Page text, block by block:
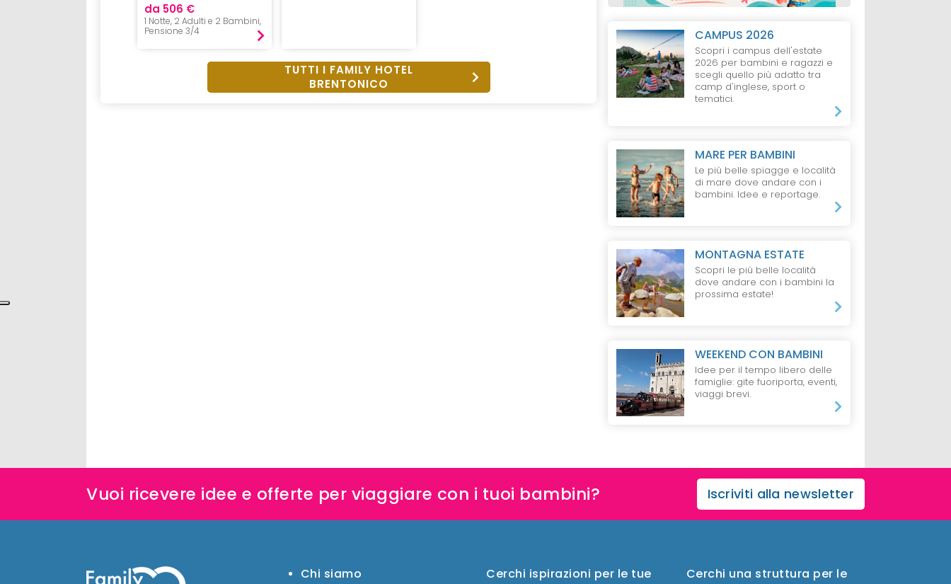
da 506 €
1 Notte, 2 Adulti e 2 Bambini,
Pensione 3/4
TUTTI I FAMILY HOTEL
BRENTONICO
CAMPUS 2026
Scopri i campus dell'estate
2026 per bambini e ragazzi e
scegli quello più adatto tra
camp d'inglese, sport o
tematici.
MARE PER BAMBINI
Le più belle spiagge e località
di mare dove andare con i
bambini. Idee e reportage.
MONTAGNA ESTATE
Scopri le più belle località
dove andare con i bambini la
prossima estate!
WEEKEND CON BAMBINI
Idee per il tempo libero delle
famiglie: gite fuoriporta, eventi,
viaggi brevi.
Vuoi ricevere idee e offerte per viaggiare con i tuoi bambini? Iscriviti alla newsletter
Chi siamo
Cerchi ispirazioni per le tue
Cerchi una struttura per le